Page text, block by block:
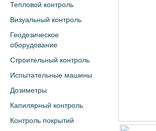
Тепловой контроль
Визуальный контроль
Геодезическое
оборудование
Строительный контроль
Испытательные машины
Дозиметры
Капилярный контроль
Контроль покрытий